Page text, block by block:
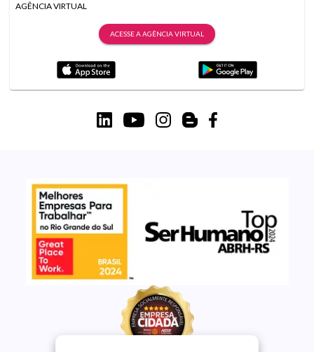
AGÊNCIA VIRTUAL
ACESSE A AGÊNCIA VIRTUAL